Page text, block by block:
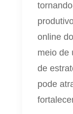
online
meio de
de
pode